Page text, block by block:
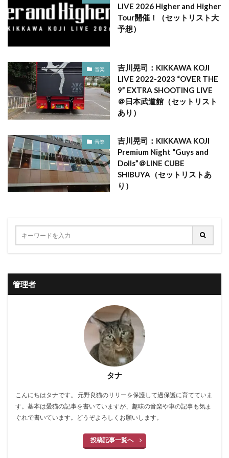
LIVE 2026 Higher and Higher
Tour開催！（セットリスト大
予想）
音楽
吉川晃司：KIKKAWA KOJI
LIVE 2022-2023 “OVER THE
9” EXTRA SHOOTING LIVE
＠日本武道館（セットリスト
あり）
音楽
吉川晃司：KIKKAWA KOJI
Premium Night “Guys and
Dolls”＠LINE CUBE
SHIBUYA（セットリストあ
り）
管理者
タナ
こんにちはタナです。 元野良猫のリリーを保護して過保護に育てていま
す。基本は愛猫の記事を書いていますが、趣味の音楽や車の記事も気ま
ぐれで書いています。どうぞよろしくお願いします。
投稿記事一覧へ